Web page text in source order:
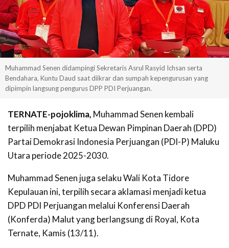
Muhammad Senen didampingi Sekretaris Asrul Rasyid Ichsan serta
Bendahara, Kuntu Daud saat diikrar dan sumpah kepengurusan yang
dipimpin langsung pengurus DPP PDI Perjuangan.
TERNATE-pojoklima, Muhammad Senen kembali
terpilih menjabat Ketua Dewan Pimpinan Daerah (DPD)
Partai Demokrasi Indonesia Perjuangan (PDI-P) Maluku
Utara periode 2025-2030.
Muhammad Senen juga selaku Wali Kota Tidore
Kepulauan ini, terpilih secara aklamasi menjadi ketua
DPD PDI Perjuangan melalui Konferensi Daerah
(Konferda) Malut yang berlangsung di Royal, Kota
Ternate, Kamis (13/11).